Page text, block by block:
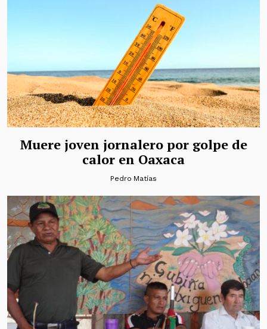
Muere joven jornalero por golpe de
calor en Oaxaca
Pedro Matías